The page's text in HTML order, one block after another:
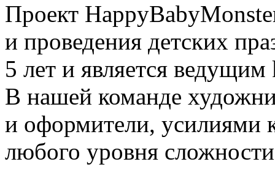
Проект
и проведения детских
5 лет и является
В нашей команде
и оформители, усилиями
любого уровня